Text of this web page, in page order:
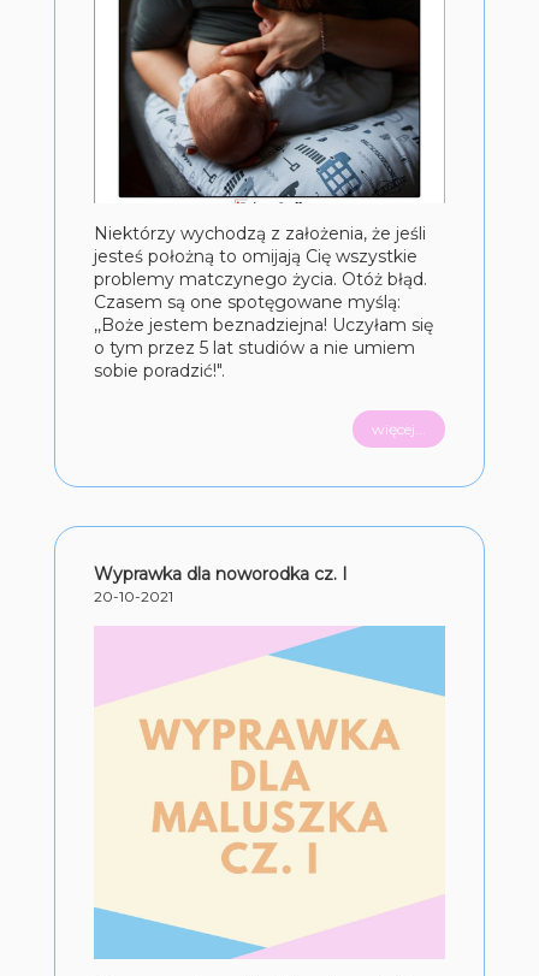
Niektórzy wychodzą z założenia, że jeśli
jesteś położną to omijają Cię wszystkie
problemy matczynego życia. Otóż błąd.
Czasem są one spotęgowane myślą:
,,Boże jestem beznadziejna! Uczyłam się
o tym przez 5 lat studiów a nie umiem
sobie poradzić!".
więcej...
Wyprawka dla noworodka cz. I
20-10-2021